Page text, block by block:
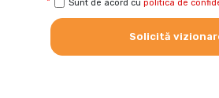
Sunt de acord cu politica de
Solicită